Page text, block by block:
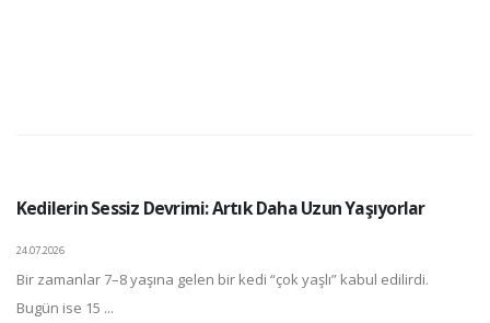
Kedilerin Sessiz Devrimi: Artık Daha Uzun Yaşıyorlar
24.07.2026
Bir zamanlar 7–8 yaşına gelen bir kedi “çok yaşlı” kabul edilirdi.
Bugün ise 15 ...